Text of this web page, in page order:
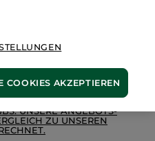
20€
und zzgl. Versandkosten in
UNSERE ANGEBOTS-
ZU UNSEREN
COOKIES AKZEPTIEREN